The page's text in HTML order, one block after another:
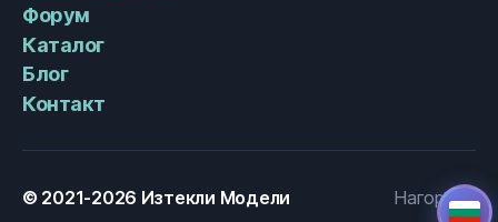
Форум
Каталог
Блог
Контакт
© 2021-2026 Изтекли Модели Нагоре↑